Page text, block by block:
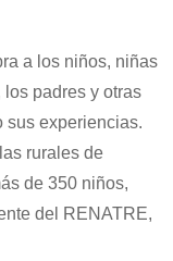
a los niños, niñas
padres y otras
sus experiencias.
rurales de
de 350 niños,
del RENATRE,